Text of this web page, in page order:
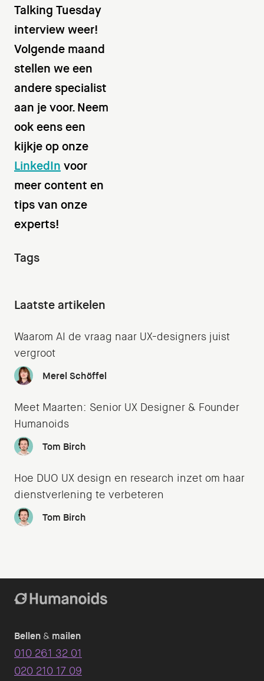
Talking Tuesday
interview weer!
Volgende maand
stellen we een
andere specialist
aan je voor. Neem
ook eens een
kijkje op onze
LinkedIn voor
meer content en
tips van onze
experts!
Tags
Laatste artikelen
Waarom AI de vraag naar UX-designers juist
vergroot
Merel Schöffel
Meet Maarten: Senior UX Designer & Founder
Humanoids
Tom Birch
Hoe DUO UX design en research inzet om haar
dienstverlening te verbeteren
Tom Birch
Bellen & mailen
010 261 32 01
020 210 17 09